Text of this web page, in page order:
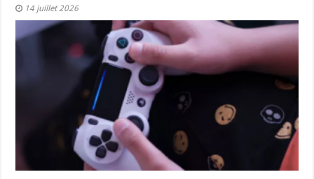
14 juillet 2026